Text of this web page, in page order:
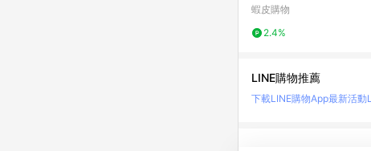
維 -miffybaby
蝦皮購物
2.4%
LINE購物推薦
下載LINE購物App最新活動